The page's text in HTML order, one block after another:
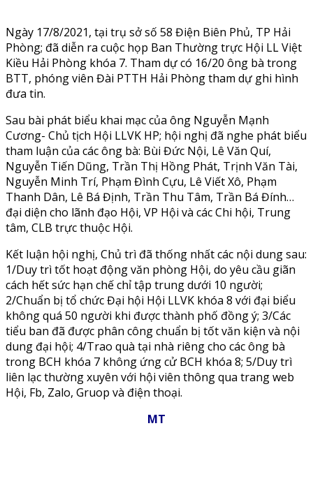
Ngày 17/8/2021, tại trụ sở số 58 Điện Biên Phủ, TP Hải
Phòng; đã diễn ra cuộc họp Ban Thường trực Hội LL Việt
Kiều Hải Phòng khóa 7. Tham dự có 16/20 ông bà trong
BTT, phóng viên Đài PTTH Hải Phòng tham dự ghi hình
đưa tin.
Sau bài phát biểu khai mạc của ông Nguyễn Mạnh
Cương- Chủ tịch Hội LLVK HP; hội nghị đã nghe phát biểu
tham luận của các ông bà: Bùi Đức Nội, Lê Văn Quí,
Nguyễn Tiến Dũng, Trần Thị Hồng Phát, Trịnh Văn Tài,
Nguyễn Minh Trí, Phạm Đình Cựu, Lê Viết Xô, Phạm
Thanh Dân, Lê Bá Định, Trần Thu Tâm, Trần Bá Đính…
đại diện cho lãnh đạo Hội, VP Hội và các Chi hội, Trung
tâm, CLB trực thuộc Hội.
Kết luận hội nghị, Chủ trì đã thống nhất các nội dung sau:
1/Duy trì tốt hoạt động văn phòng Hội, do yêu cầu giãn
cách hết sức hạn chế chỉ tập trung dưới 10 người;
2/Chuẩn bị tổ chức Đại hội Hội LLVK khóa 8 với đại biểu
không quá 50 người khi được thành phố đồng ý; 3/Các
tiểu ban đã được phân công chuẩn bị tốt văn kiện và nội
dung đại hội; 4/Trao quà tại nhà riêng cho các ông bà
trong BCH khóa 7 không ứng cử BCH khóa 8; 5/Duy trì
liên lạc thường xuyên với hội viên thông qua trang web
Hội, Fb, Zalo, Gruop và điện thoại.
MT